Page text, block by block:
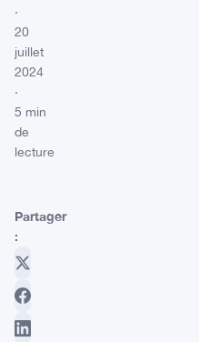
·
20
juillet
2024
·
5 min
de
lecture
Partager
: